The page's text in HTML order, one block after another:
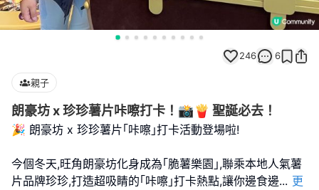
246 6
親子
朗豪坊 x 珍珍薯片咔嚓打卡！📸🍟 聖誕必去！
🎉 朗豪坊 x 珍珍薯片｢咔嚓｣打卡活動登場啦!
今個冬天,旺角朗豪坊化身成為｢脆薯樂園｣,聯乘本地人氣薯
片品牌珍珍,打造超吸睛的｢咔嚓｣打卡熱點,讓你邊食邊... 更